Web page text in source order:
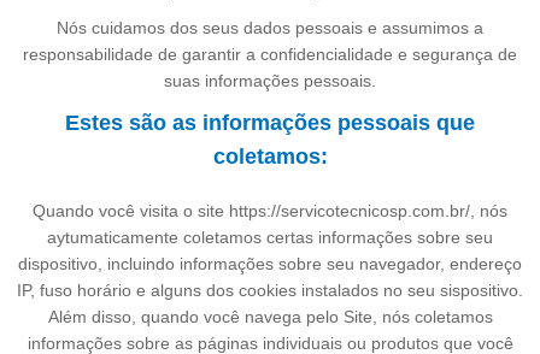
Nós cuidamos dos seus dados pessoais e assumimos a
responsabilidade de garantir a confidencialidade e segurança de
suas informações pessoais.
Estes são as informações pessoais que
coletamos:
Quando você visita o site https://servicotecnicosp.com.br/, nós
aytumaticamente coletamos certas informações sobre seu
dispositivo, incluindo informações sobre seu navegador, endereço
IP, fuso horário e alguns dos cookies instalados no seu sispositivo.
Além disso, quando você navega pelo Site, nós coletamos
informações sobre as páginas individuais ou produtos que você